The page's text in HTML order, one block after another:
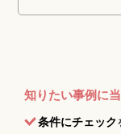
知りたい事例に
条件にチェック